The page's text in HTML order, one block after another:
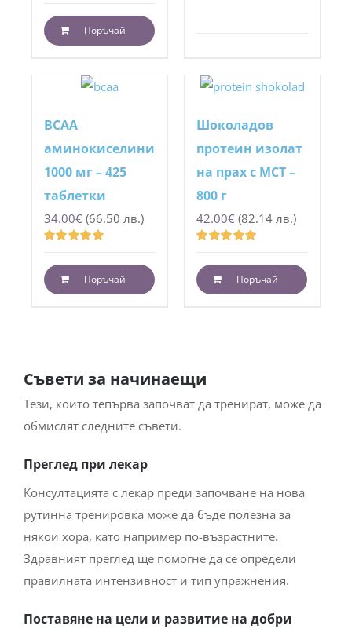
5.00от 5
Поръчай
BCAA
аминокиселини
1000 мг – 425
таблетки
5.00от 5
34.00€ (66.50 лв.)
Поръчай
Шоколадов
протеин изолат
на прах с МСТ –
800 г
5.00от 5
42.00€ (82.14 лв.)
Поръчай
Съвети за начинаещи
Тези, които тепърва започват да тренират, може да
обмислят следните съвети.
Преглед при лекар
Консултацията с лекар преди започване на нова
рутинна тренировка може да бъде полезна за
някои хора, като например по-възрастните.
Здравният преглед ще помогне да се определи
правилната интензивност и тип упражнения.
Поставяне на цели и развитие на добри